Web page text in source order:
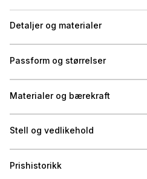
Detaljer og materialer
Passform og størrelser
Materialer og bærekraft
Stell og vedlikehold
Prishistorikk